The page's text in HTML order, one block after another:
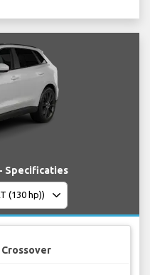
Specificaties
Crossover